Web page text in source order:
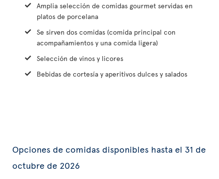
Amplia selección de comidas gourmet servidas en
platos de porcelana
Se sirven dos comidas (comida principal con
acompañamientos y una comida ligera)
Selección de vinos y licores
Bebidas de cortesía y aperitivos dulces y salados
Opciones de comidas disponibles hasta el 31 de
octubre de 2026